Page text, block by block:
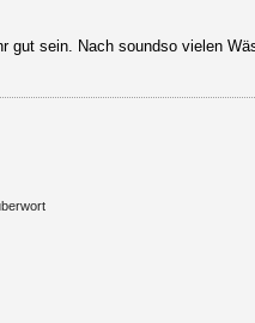
gut sein. Nach soundso vielen